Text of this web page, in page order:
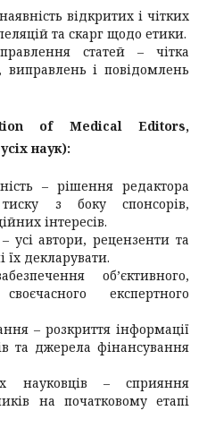
відкритих і чітких
та скарг щодо етики.
статей – чітка
виправлень і повідомлень
of Medical Editors,
наук):
– рішення редактора
з боку спонсорів,
інтересів.
усі автори, рецензенти та
їх декларувати.
об’єктивного,
експертного
– розкриття інформації
та джерела фінансування
науковців – сприяння
на початковому етапі